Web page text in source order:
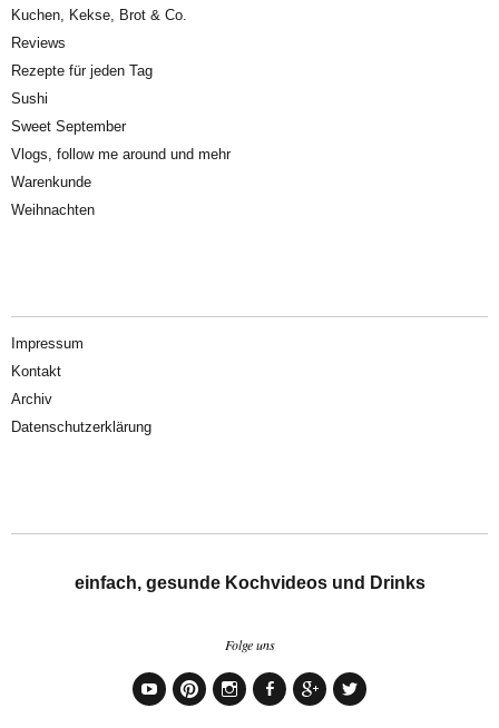
Kuchen, Kekse, Brot & Co.
Reviews
Rezepte für jeden Tag
Sushi
Sweet September
Vlogs, follow me around und mehr
Warenkunde
Weihnachten
Impressum
Kontakt
Archiv
Datenschutzerklärung
einfach, gesunde Kochvideos und Drinks
Folge uns